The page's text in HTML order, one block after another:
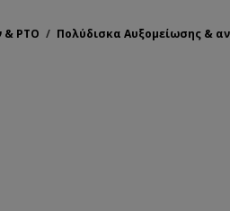
& ΡΤΟ / Πολύδισκα Αυξομείωσης &